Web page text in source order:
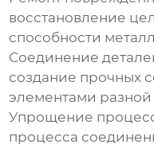
восстановление
способности
Соединение
создание прочных
элементами
Упрощение
процесса